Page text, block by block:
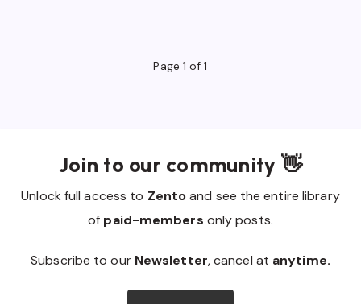
Page 1 of 1
Join to our community 👋
Unlock full access to Zentoand see the entire library
of paid-members only posts.
Subscribe to our Newsletter, cancel at anytime.